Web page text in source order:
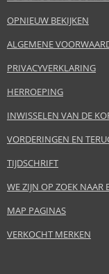
OPNIEUW BEKIJKEN
ALGEMENE
PRIVACYVERKLARING
HERROEPING
INWISSELEN VAN DE
VORDERINGEN EN
TIJDSCHRIFT
WE ZIJN OP ZOEK NAAR
MAP PAGINAS
VERKOCHT MERKEN